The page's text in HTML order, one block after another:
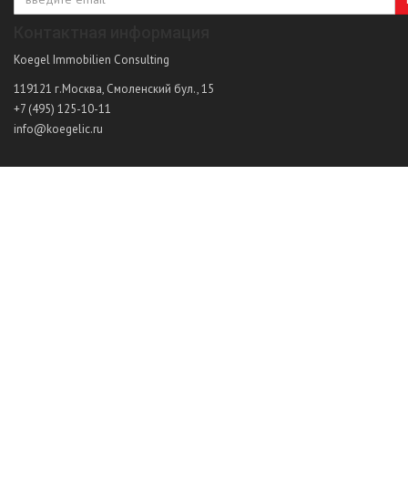
Koegel Immobilien Consulting
119121 г.Москва, Смоленский бул., 15
+7 (495) 125-10-11
info@koegelic.ru